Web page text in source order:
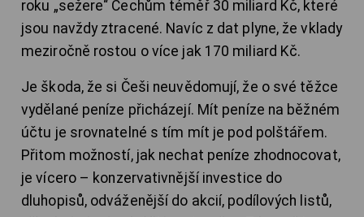
roku „sežere“ Čechům téměř 30 miliard Kč, které
jsou navždy ztracené. Navíc z dat plyne, že vklady
meziročně rostou o více jak 170 miliard Kč.
Je škoda, že si Češi neuvědomují, že o své těžce
vydělané peníze přicházejí. Mít peníze na běžném
účtu je srovnatelné s tím mít je pod polštářem.
Přitom možností, jak nechat peníze zhodnocovat,
je vícero – konzervativnější investice do
dluhopisů, odváženější do akcií, podílových listů,